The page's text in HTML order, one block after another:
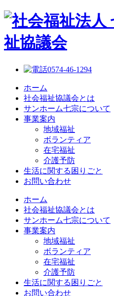
0574-46-1294
ホーム
社会福祉協議会とは
サンホーム七宗について
事業案内
地域福祉
ボランティア
在宅福祉
介護予防
生活に関する困りごと
お問い合わせ
ホーム
社会福祉協議会とは
サンホーム七宗について
事業案内
地域福祉
ボランティア
在宅福祉
介護予防
生活に関する困りごと
お問い合わせ